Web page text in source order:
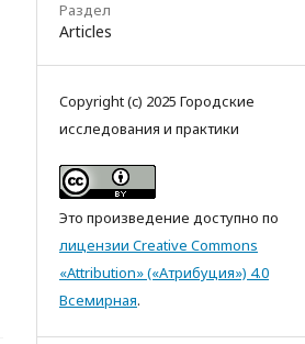
Раздел
Articles
Copyright (c) 2025 Городские
исследования и практики
Это произведение доступно по
лицензии Creative Commons
«Attribution» («Атрибуция») 4.0
Всемирная.